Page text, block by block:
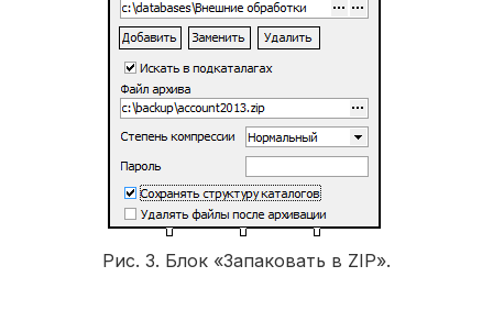
Рис. 3. Блок «Запаковать в ZIP».